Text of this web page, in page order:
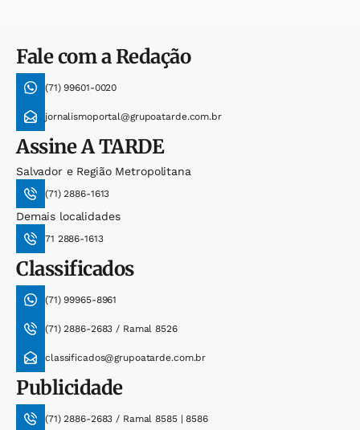
Fale com a Redação
(71) 99601-0020
jornalismoportal@grupoatarde.com.br
AssineA TARDE
Salvador e Região Metropolitana
(71) 2886-1613
Demais localidades
71 2886-1613
Classificados
(71) 99965-8961
(71) 2886-2683 / Ramal 8526
classificados@grupoatarde.com.br
Publicidade
(71) 2886-2683 / Ramal 8585 | 8586